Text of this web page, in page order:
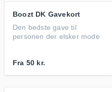
Boozt DK Gavekort
Den bedste gave til
personen der elsker mode
Fra 50 kr.